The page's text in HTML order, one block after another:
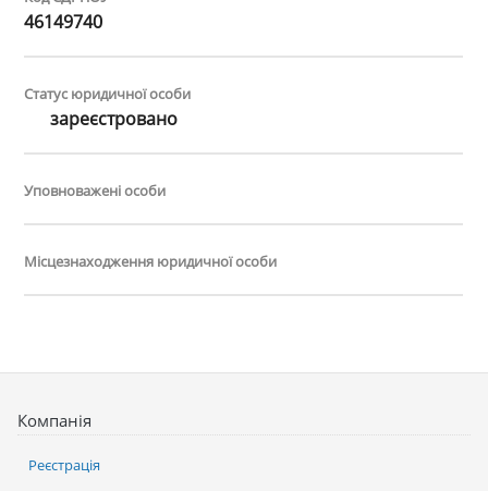
46149740
Статус юридичної особи
зареєстровано
Уповноважені особи
Місцезнаходження юридичної особи
Компанія
Реєстрація